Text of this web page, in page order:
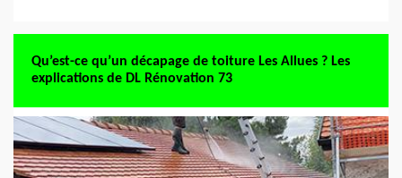
Qu’est-ce qu’un décapage de toiture Les Allues ? Les
explications de DL Rénovation 73